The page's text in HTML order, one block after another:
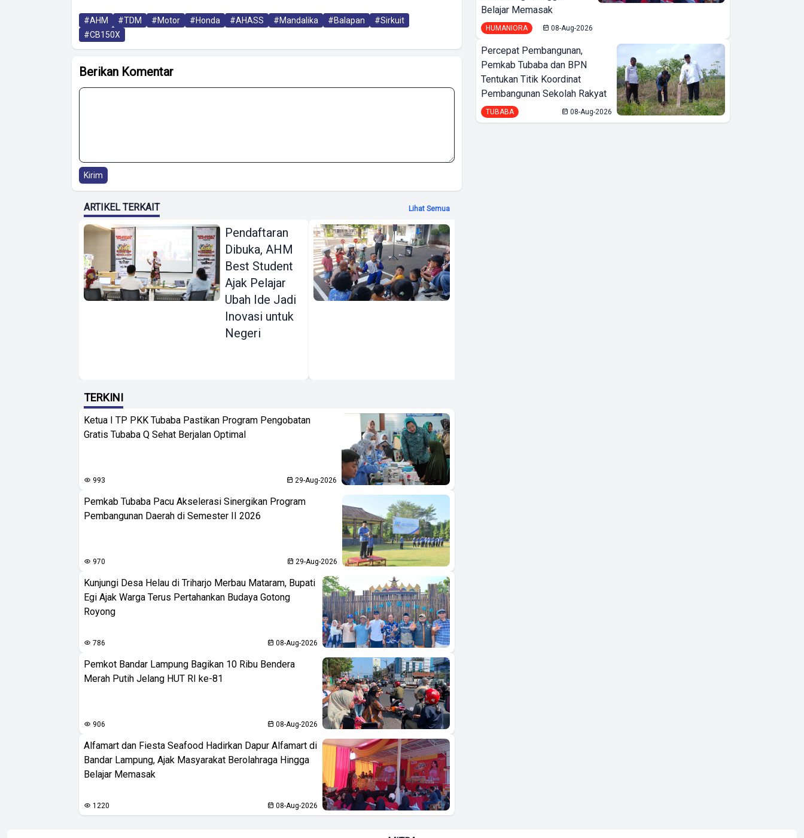
#AHM #TDM #Motor #Honda #AHASS #Mandalika #Balapan
#Sirkuit
#CB150X
Berikan Komentar
Kirim
ARTIKEL TERKAIT Lihat Semua
Pendaftaran
Dibuka, AHM
Best Student
Ajak Pelajar
Ubah Ide Jadi
Inovasi untuk
Negeri
TERKINI
Ketua I TP PKK Tubaba Pastikan Program Pengobatan
Gratis Tubaba Q Sehat Berjalan Optimal
993 29-Aug-2026
Pemkab Tubaba Pacu Akselerasi Sinergikan Program
Pembangunan Daerah di Semester II 2026
970 29-Aug-2026
Kunjungi Desa Helau di Triharjo Merbau Mataram, Bupati
Egi Ajak Warga Terus Pertahankan Budaya Gotong
Royong
786 08-Aug-2026
Pemkot Bandar Lampung Bagikan 10 Ribu Bendera
Merah Putih Jelang HUT RI ke-81
906 08-Aug-2026
Alfamart dan Fiesta Seafood Hadirkan Dapur Alfamart di
Bandar Lampung, Ajak Masyarakat Berolahraga Hingga
Belajar Memasak
1220 08-Aug-2026
Belajar Memasak
HUMANIORA 08-Aug-2026
Percepat Pembangunan,
Pemkab Tubaba dan BPN
Tentukan Titik Koordinat
Pembangunan Sekolah Rakyat
TUBABA 08-Aug-2026